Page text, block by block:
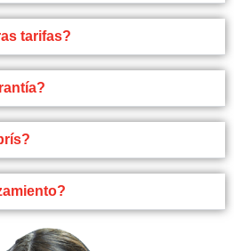
tarifas?